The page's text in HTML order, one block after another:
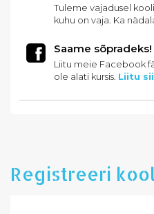
Tuleme vajadusel
kuhu on vaja. Ka
Saame sõpradeks!
Liitu meie Facebook
ole alati kursis. Liitu
Registreeri